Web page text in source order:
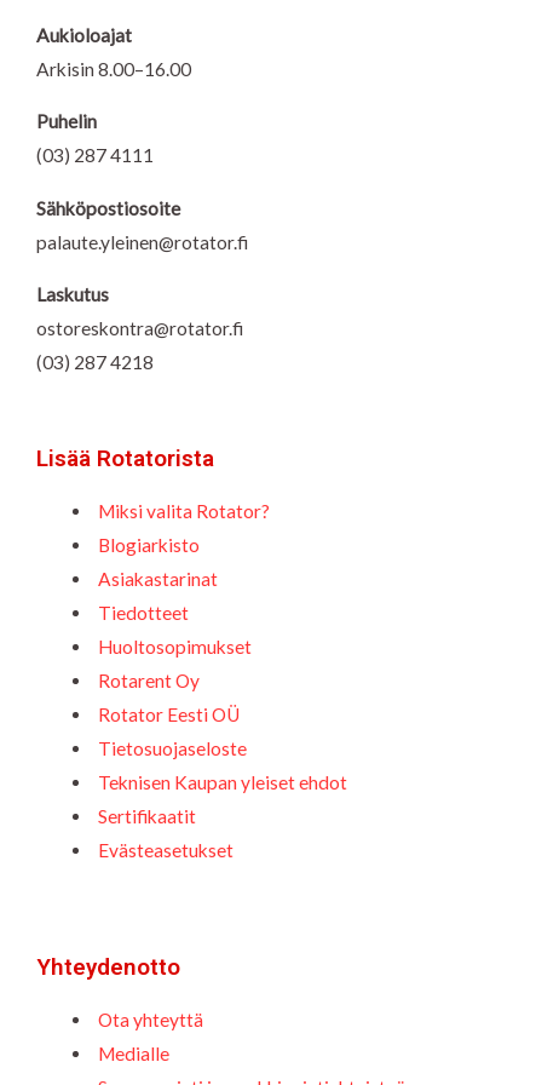
Aukioloajat
Arkisin 8.00–16.00
Puhelin
(03) 287 4111
Sähköpostiosoite
palaute.yleinen@rotator.fi
Laskutus
ostoreskontra@rotator.fi
(03) 287 4218
Lisää Rotatorista
Miksi valita Rotator?
Blogiarkisto
Asiakastarinat
Tiedotteet
Huoltosopimukset
Rotarent Oy
Rotator Eesti OÜ
Tietosuojaseloste
Teknisen Kaupan yleiset ehdot
Sertifikaatit
Evästeasetukset
Yhteydenotto
Ota yhteyttä
Medialle